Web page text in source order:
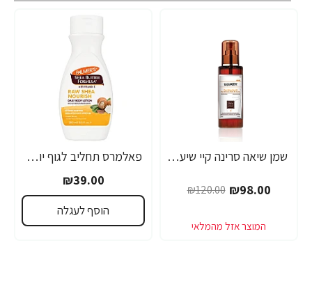
-18% שמן שיאה סרינה קיי שיער דק, יבש, דליל וחלש Volume Lift - מבית Saryna Key
₪98.00
₪120.00
פאלמרס תחליב לגוף יומי להזנה ולריכוך עם חמאת שיאה ויטמין E נפח 250 מ"ל - Palmer's
₪39.00
הוסף לעגלה